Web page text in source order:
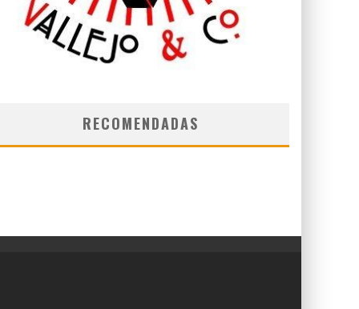
RECOMENDADAS